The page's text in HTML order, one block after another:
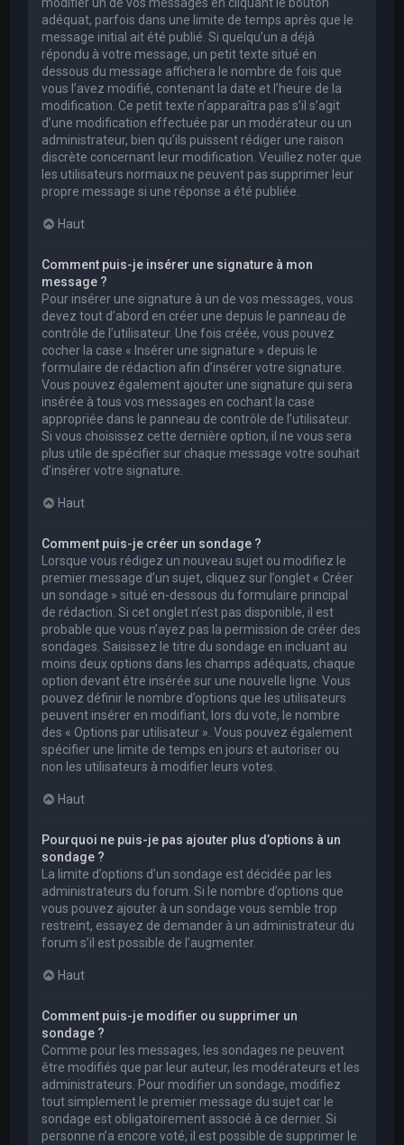
modifier un de vos messages en cliquant le bouton
adéquat, parfois dans une limite de temps après que le
message initial ait été publié. Si quelqu’un a déjà
répondu à votre message, un petit texte situé en
dessous du message affichera le nombre de fois que
vous l’avez modifié, contenant la date et l’heure de la
modification. Ce petit texte n’apparaîtra pas s’il s’agit
d’une modification effectuée par un modérateur ou un
administrateur, bien qu’ils puissent rédiger une raison
discrète concernant leur modification. Veuillez noter que
les utilisateurs normaux ne peuvent pas supprimer leur
propre message si une réponse a été publiée.
Haut
Comment puis-je insérer une signature à mon
message ?
Pour insérer une signature à un de vos messages, vous
devez tout d’abord en créer une depuis le panneau de
contrôle de l’utilisateur. Une fois créée, vous pouvez
cocher la case « Insérer une signature » depuis le
formulaire de rédaction afin d’insérer votre signature.
Vous pouvez également ajouter une signature qui sera
insérée à tous vos messages en cochant la case
appropriée dans le panneau de contrôle de l’utilisateur.
Si vous choisissez cette dernière option, il ne vous sera
plus utile de spécifier sur chaque message votre souhait
d’insérer votre signature.
Haut
Comment puis-je créer un sondage ?
Lorsque vous rédigez un nouveau sujet ou modifiez le
premier message d’un sujet, cliquez sur l’onglet « Créer
un sondage » situé en-dessous du formulaire principal
de rédaction. Si cet onglet n’est pas disponible, il est
probable que vous n’ayez pas la permission de créer des
sondages. Saisissez le titre du sondage en incluant au
moins deux options dans les champs adéquats, chaque
option devant être insérée sur une nouvelle ligne. Vous
pouvez définir le nombre d’options que les utilisateurs
peuvent insérer en modifiant, lors du vote, le nombre
des « Options par utilisateur ». Vous pouvez également
spécifier une limite de temps en jours et autoriser ou
non les utilisateurs à modifier leurs votes.
Haut
Pourquoi ne puis-je pas ajouter plus d’options à un
sondage ?
La limite d’options d’un sondage est décidée par les
administrateurs du forum. Si le nombre d’options que
vous pouvez ajouter à un sondage vous semble trop
restreint, essayez de demander à un administrateur du
forum s’il est possible de l’augmenter.
Haut
Comment puis-je modifier ou supprimer un
sondage ?
Comme pour les messages, les sondages ne peuvent
être modifiés que par leur auteur, les modérateurs et les
administrateurs. Pour modifier un sondage, modifiez
tout simplement le premier message du sujet car le
sondage est obligatoirement associé à ce dernier. Si
personne n’a encore voté, il est possible de supprimer le